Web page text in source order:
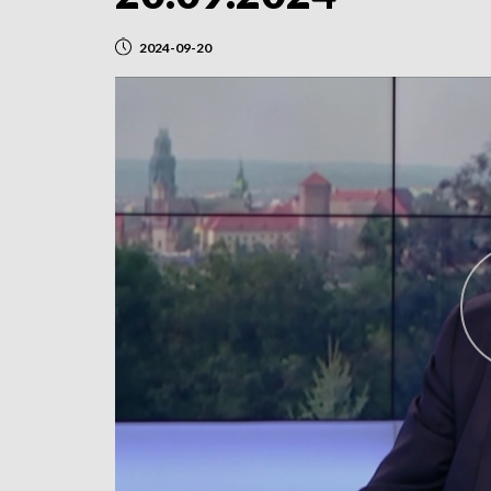
2024-09-20